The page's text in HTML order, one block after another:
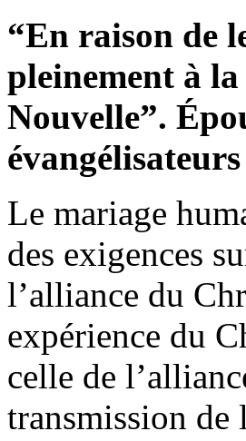
“En raison de
pleinement à la
Nouvelle”.
Le mariage
des exigences
l’alliance du
expérience du
celle de
transmission